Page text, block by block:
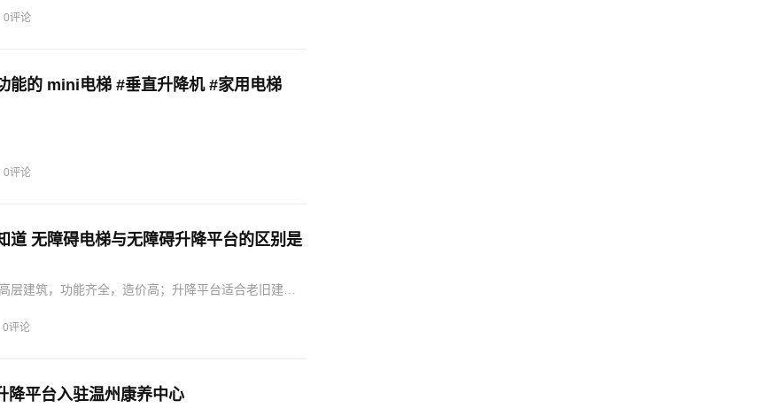
0评论
能的 mini电梯 #垂直升降机 #家用电梯
0评论
道 无障碍电梯与无障碍升降平台的区别是
层建筑，功能齐全，造价高；升降平台适合老旧建
0评论
降平台入驻温州康养中心